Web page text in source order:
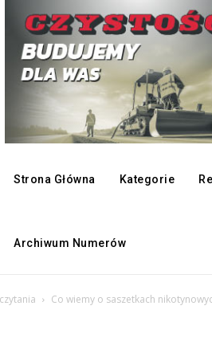
Strona Główna Kategorie
Archiwum Numerów
Co wiemy o saszetkach